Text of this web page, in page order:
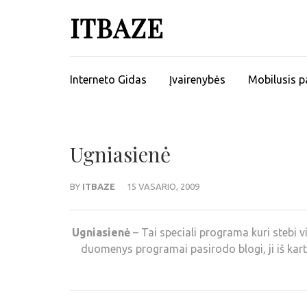
ITBAZE
Interneto Gidas Įvairenybės Mobilusis
Ugniasienė
BY ITBAZE 15 VASARIO, 2009
Ugniasienė – Tai speciali programa kuri stebi
duomenys programai pasirodo blogi, ji iš